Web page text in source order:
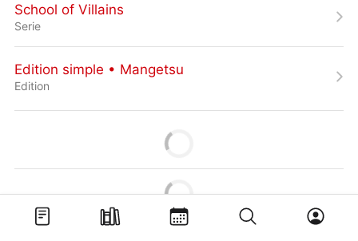
School of Villains
Serie
Edition simple • Mangetsu
Edition